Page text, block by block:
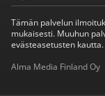
Tämän palvelun
mukaisesti. Muuhun
evästeasetusten kautta.
Alma Media Finland Oy